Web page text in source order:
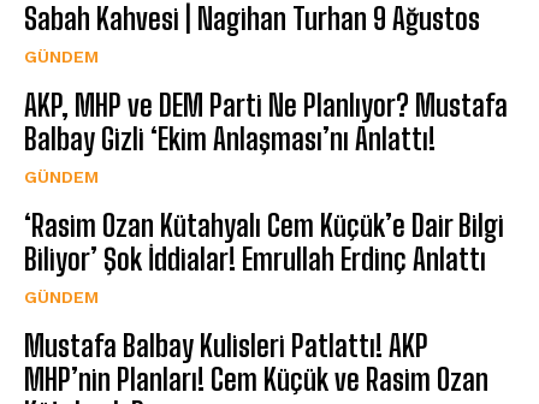
Sabah Kahvesi | Nagihan Turhan 9 Ağustos
GÜNDEM
AKP, MHP ve DEM Parti Ne Planlıyor? Mustafa
Balbay Gizli ‘Ekim Anlaşması’nı Anlattı!
GÜNDEM
‘Rasim Ozan Kütahyalı Cem Küçük’e Dair Bilgi
Biliyor’ Şok İddialar! Emrullah Erdinç Anlattı
GÜNDEM
Mustafa Balbay Kulisleri Patlattı! AKP
MHP’nin Planları! Cem Küçük ve Rasim Ozan